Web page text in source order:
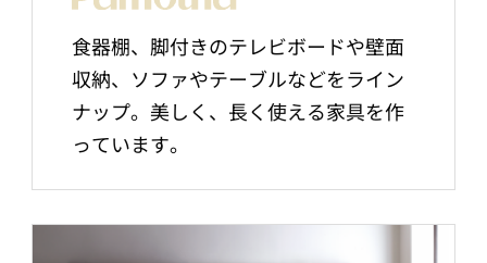
食器棚、脚付きのテレビボードや壁面
収納、ソファやテーブルなどをライン
ナップ。美しく、長く使える家具を作
っています。